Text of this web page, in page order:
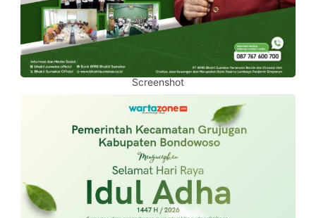
Screenshot